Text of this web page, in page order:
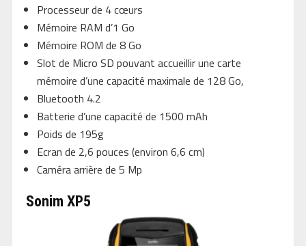
Processeur de 4 cœurs
Mémoire RAM d’1 Go
Mémoire ROM de 8 Go
Slot de Micro SD pouvant accueillir une carte
mémoire d’une capacité maximale de 128 Go,
Bluetooth 4.2
Batterie d’une capacité de 1500 mAh
Poids de 195g
Ecran de 2,6 pouces (environ 6,6 cm)
Caméra arrière de 5 Mp
Sonim XP5